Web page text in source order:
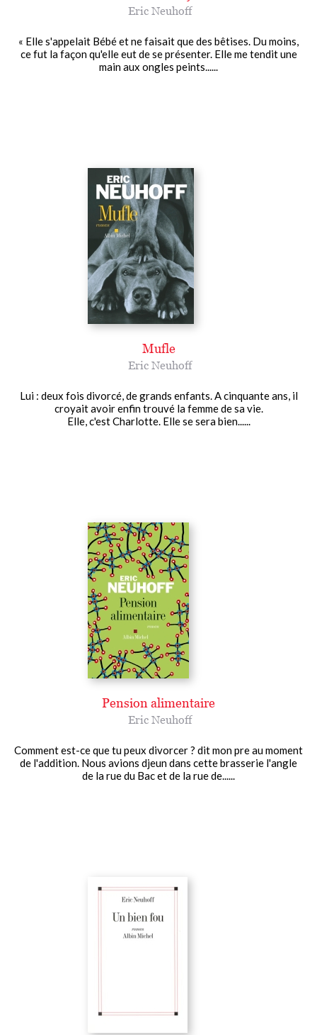
Eric Neuhoff
« Elle s'appelait Bébé et ne faisait que des bêtises. Du moins,
ce fut la façon qu'elle eut de se présenter. Elle me tendit une
main aux ongles peints......
Mufle
Eric Neuhoff
Lui : deux fois divorcé, de grands enfants. A cinquante ans, il
croyait avoir enfin trouvé la femme de sa vie.
Elle, c'est Charlotte. Elle se sera bien......
Pension alimentaire
Eric Neuhoff
Comment est-ce que tu peux divorcer ? dit mon pre au moment
de l'addition. Nous avions djeun dans cette brasserie l'angle
de la rue du Bac et de la rue de......